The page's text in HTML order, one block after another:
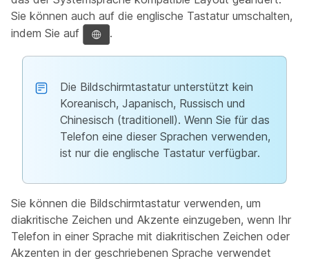
Sie können auch auf die englische Tastatur umschalten,
indem Sie auf
.
Die Bildschirmtastatur unterstützt kein
Koreanisch, Japanisch, Russisch und
Chinesisch (traditionell). Wenn Sie für das
Telefon eine dieser Sprachen verwenden,
ist nur die englische Tastatur verfügbar.
Sie können die Bildschirmtastatur verwenden, um
diakritische Zeichen und Akzente einzugeben, wenn Ihr
Telefon in einer Sprache mit diakritischen Zeichen oder
Akzenten in der geschriebenen Sprache verwendet